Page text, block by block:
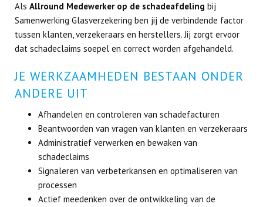
Als Allround Medewerker op de schadeafdeling bij
Samenwerking Glasverzekering ben jij de verbindende factor
tussen klanten, verzekeraars en herstellers. Jij zorgt ervoor
dat schadeclaims soepel en correct worden afgehandeld.
JE WERKZAAMHEDEN BESTAAN ONDER
ANDERE UIT
Afhandelen en controleren van schadefacturen
Beantwoorden van vragen van klanten en verzekeraars
Administratief verwerken en bewaken van
schadeclaims
Signaleren van verbeterkansen en optimaliseren van
processen
Actief meedenken over de ontwikkeling van de